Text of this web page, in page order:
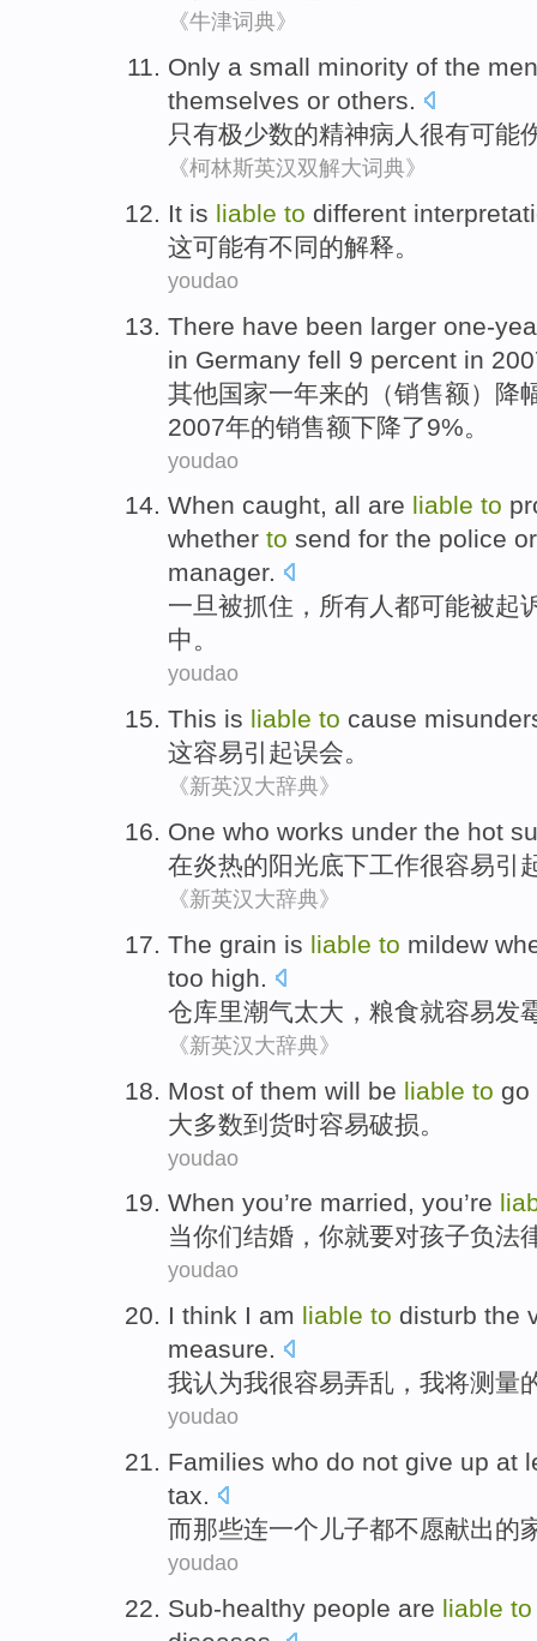
《牛津词典》
Only a small minority of the
themselves or others.
只有极少数的精神病人很有可能
《柯林斯英汉双解大词典》
It is liable to different
这可能有不同的解释。
youdao
There have been larger one-
in Germany fell 9 percent in
其他国家一年来的（销售额） 降
2007年的销售额下降了9%。
youdao
When caught, all are liable to
whether to send for the police
manager.
一旦 被抓住 ， 所有人 都可能被起
中。
youdao
This is liable to cause
这容易引起误会。
《新英汉大辞典》
One who works under the hot
在炎热的阳光底下工作很容易引
《新英汉大辞典》
The grain is liable to mildew
too high.
仓库里潮气太大 ， 粮食就容易发
《新英汉大辞典》
Most of them will be liable to go
大多数到货时容易破损 。
youdao
When you’re married, you’re
当你们结婚， 你就要对孩子负法
youdao
I think I am liable to disturb the
measure.
我认为我很容易弄乱 ，我将测量
youdao
Families who do not give up at
tax.
而那些连一个 儿子都不愿献出的
youdao
Sub-healthy people are liable to